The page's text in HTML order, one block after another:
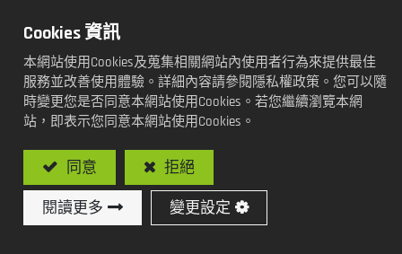
型號: SY-C103-45 / 夾頭式45型油封修邊機
加工方式及功能:
夾頭式45型(手動型)
加入詢價車
Cookies 資訊
本網站使用Cookies及蒐集相關網站內使用者行為來提供最佳
服務並改善使用體驗。詳細內容請參閱隱私權政策。您可以隨
時變更您是否同意本網站使用Cookies。若您繼續瀏覽本網
站，即表示您同意本網站使用Cookies。
同意 拒絕
閱讀更多 變更設定